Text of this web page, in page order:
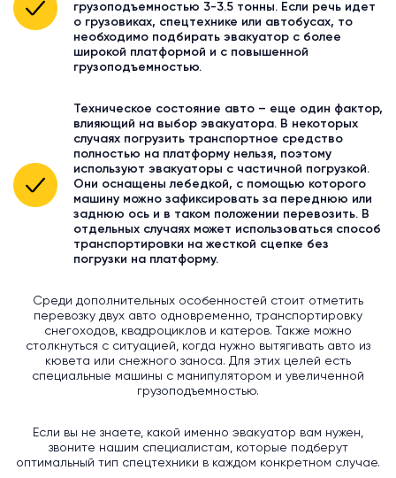
грузоподъемностью 3-3.5 тонны. Если речь идет
о грузовиках, спецтехнике или автобусах, то
необходимо подбирать эвакуатор с более
широкой платформой и с повышенной
грузоподъемностью.
Техническое состояние авто – еще один фактор,
влияющий на выбор эвакуатора. В некоторых
случаях погрузить транспортное средство
полностью на платформу нельзя, поэтому
используют эвакуаторы с частичной погрузкой.
Они оснащены лебедкой, с помощью которого
машину можно зафиксировать за переднюю или
заднюю ось и в таком положении перевозить. В
отдельных случаях может использоваться способ
транспортировки на жесткой сцепке без
погрузки на платформу.
Среди дополнительных особенностей стоит отметить
перевозку двух авто одновременно, транспортировку
снегоходов, квадроциклов и катеров. Также можно
столкнуться с ситуацией, когда нужно вытягивать авто из
кювета или снежного заноса. Для этих целей есть
специальные машины с манипулятором и увеличенной
грузоподъемностью.
Если вы не знаете, какой именно эвакуатор вам нужен,
звоните нашим специалистам, которые подберут
оптимальный тип спецтехники в каждом конкретном случае.